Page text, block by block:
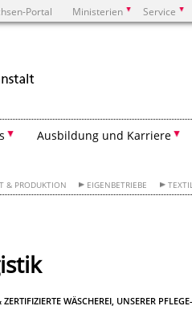
Portal Ministerien Service
Ausbildung und Karriere
& PRODUKTION EIGENBETRIEBE
WÄSCHEREI, UNSERER